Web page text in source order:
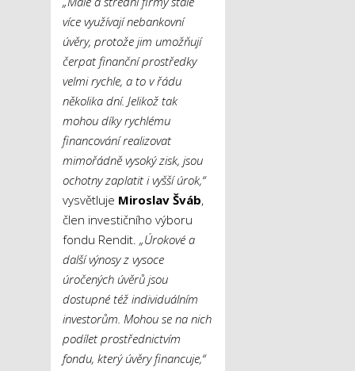
více využívají nebankovní
úvěry, protože jim umožňují
čerpat finanční prostředky
velmi rychle, a to v řádu
několika dní. Jelikož tak
mohou díky rychlému
financování realizovat
mimořádně vysoký zisk, jsou
ochotny zaplatit i vyšší úrok,“
vysvětluje Miroslav Šváb,
člen investičního výboru
fondu Rendit. „Úrokové a
další výnosy z vysoce
úročených úvěrů jsou
dostupné též individuálním
investorům. Mohou se na nich
podílet prostřednictvím
fondu, který úvěry financuje,“